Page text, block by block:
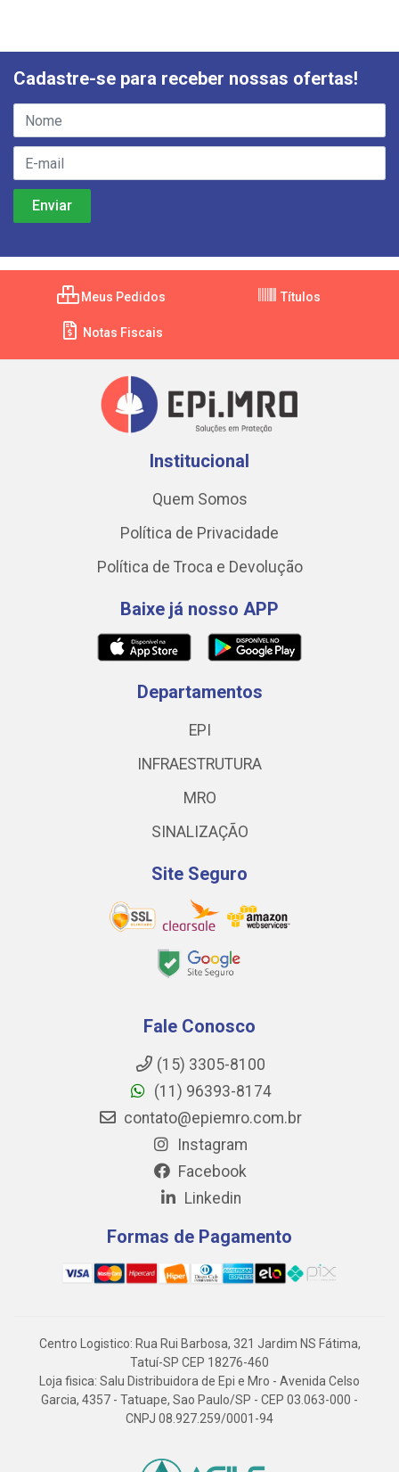
Cadastre-se para receber nossas ofertas!
Meus Pedidos Títulos
Notas Fiscais
Institucional
Quem Somos
Política de Privacidade
Política de Troca e Devolução
Baixe já nosso APP
Departamentos
EPI
INFRAESTRUTURA
MRO
SINALIZAÇÃO
Site Seguro
Fale Conosco
(15) 3305-8100
(11) 96393-8174
contato@epiemro.com.br
Instagram
Facebook
Linkedin
Formas de Pagamento
Centro Logistico: Rua Rui Barbosa, 321 Jardim NS Fátima,
Tatuí-SP CEP 18276-460
Loja fisica: Salu Distribuidora de Epi e Mro - Avenida Celso
Garcia, 4357 - Tatuape, Sao Paulo/SP - CEP 03.063-000 -
CNPJ 08.927.259/0001-94